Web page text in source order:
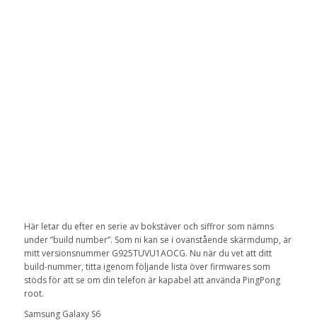
Här letar du efter en serie av bokstäver och siffror som nämns
under ”build number”. Som ni kan se i ovanstående skärmdump, är
mitt versionsnummer G925TUVU1AOCG. Nu när du vet att ditt
build-nummer, titta igenom följande lista över firmwares som
stöds för att se om din telefon är kapabel att använda PingPong
root.
Samsung Galaxy S6